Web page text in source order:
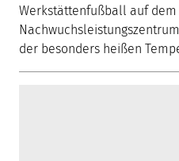
Werkstättenfußball auf dem
der besonders heißen